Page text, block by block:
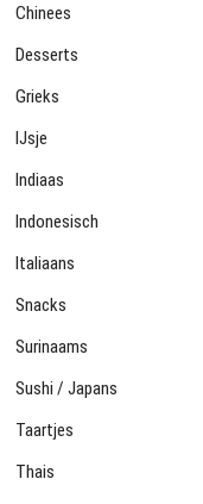
Chinees
Desserts
Grieks
IJsje
Indiaas
Indonesisch
Italiaans
Snacks
Surinaams
Sushi / Japans
Taartjes
Thais